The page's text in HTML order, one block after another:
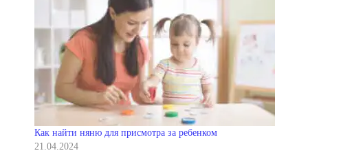
Как найти няню для присмотра за ребенком
21.04.2024